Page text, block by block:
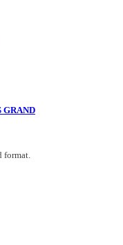
GRAND
format.